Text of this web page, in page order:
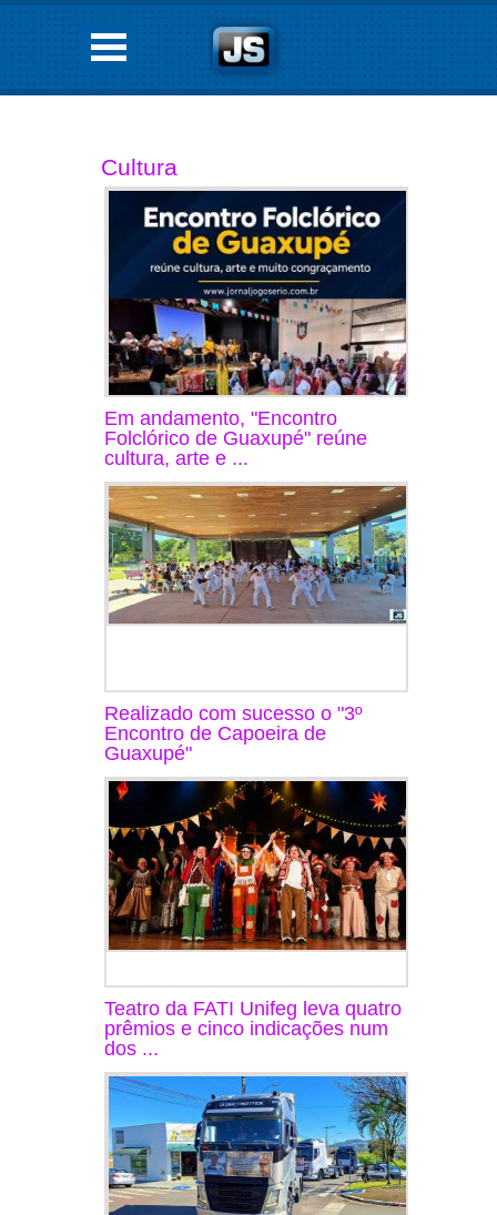
Cultura
Em andamento, "Encontro
Folclórico de Guaxupé" reúne
cultura, arte e ...
Realizado com sucesso o "3º
Encontro de Capoeira de
Guaxupé"
Teatro da FATI Unifeg leva quatro
prêmios e cinco indicações num
dos ...